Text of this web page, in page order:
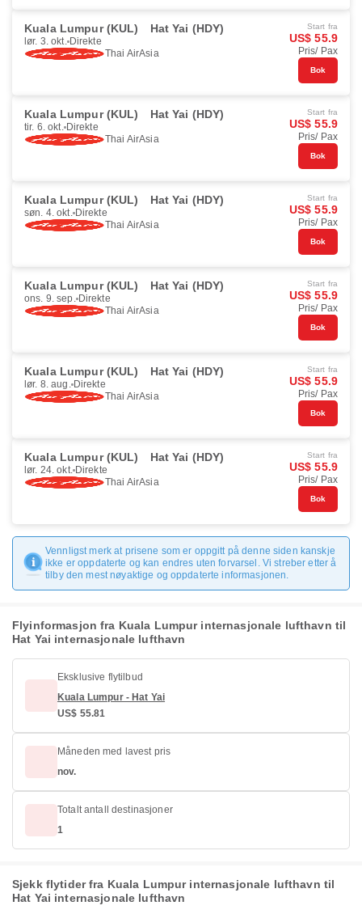
Kuala Lumpur (KUL) Hat Yai (HDY)
lør. 3. okt. Direkte
Thai AirAsia
Start fra
US$ 55.9
Pris/ Pax
Bok
Kuala Lumpur (KUL) Hat Yai (HDY)
tir. 6. okt. Direkte
Thai AirAsia
Start fra
US$ 55.9
Pris/ Pax
Bok
Kuala Lumpur (KUL) Hat Yai (HDY)
søn. 4. okt. Direkte
Thai AirAsia
Start fra
US$ 55.9
Pris/ Pax
Bok
Kuala Lumpur (KUL) Hat Yai (HDY)
ons. 9. sep. Direkte
Thai AirAsia
Start fra
US$ 55.9
Pris/ Pax
Bok
Kuala Lumpur (KUL) Hat Yai (HDY)
lør. 8. aug. Direkte
Thai AirAsia
Start fra
US$ 55.9
Pris/ Pax
Bok
Kuala Lumpur (KUL) Hat Yai (HDY)
lør. 24. okt. Direkte
Thai AirAsia
Start fra
US$ 55.9
Pris/ Pax
Bok
Vennligst merk at prisene som er oppgitt på denne siden kanskje
ikke er oppdaterte og kan endres uten forvarsel. Vi streber etter å
tilby den mest nøyaktige og oppdaterte informasjonen.
Flyinformasjon fra Kuala Lumpur internasjonale lufthavn til
Hat Yai internasjonale lufthavn
Eksklusive flytilbud
Kuala Lumpur - Hat Yai
US$ 55.81
Måneden med lavest pris
nov.
Totalt antall destinasjoner
1
Sjekk flytider fra Kuala Lumpur internasjonale lufthavn til
Hat Yai internasjonale lufthavn